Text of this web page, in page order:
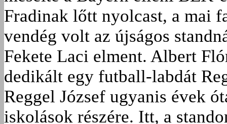
Fradinak lőtt nyolcast, a mai
vendég volt az újságos
Fekete Laci elment. Albert
dedikált egy futball-labdát
Reggel József ugyanis évek
iskolások részére. Itt, a